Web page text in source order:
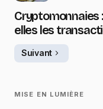
Cryptomonnaies
elles les
Suivant
MISE EN LUMIÈRE